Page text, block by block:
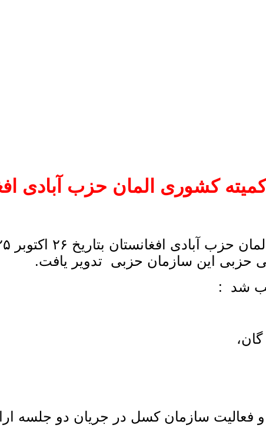
کشوری المان حزب آبادی
این سازمان حزبی تدویر یافت.
شد :
سازمان کسل در جریان دو جلسه ارایه